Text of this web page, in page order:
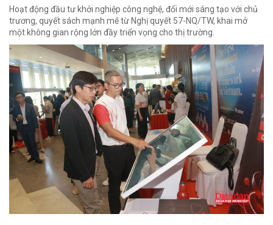
Hoạt động đầu tư khởi nghiệp công nghệ, đổi mới sáng tạo với chủ
trương, quyết sách mạnh mẽ từ Nghị quyết 57-NQ/TW, khai mở
một không gian rộng lớn đầy triển vọng cho thị trường.